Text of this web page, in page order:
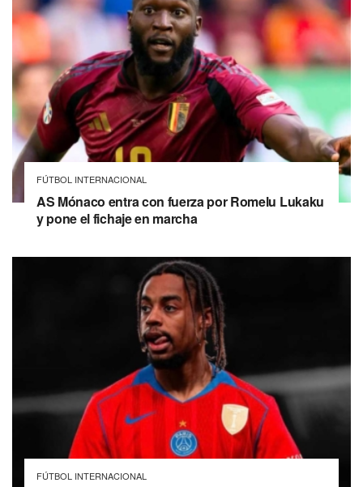
FÚTBOL INTERNACIONAL
AS Mónaco entra con fuerza por Romelu Lukaku
y pone el fichaje en marcha
FÚTBOL INTERNACIONAL